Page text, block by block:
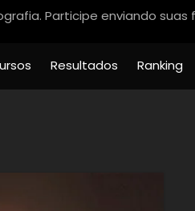
Participe enviando suas
Resultados Ranking